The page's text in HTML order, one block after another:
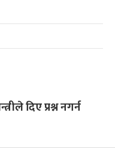
दिए प्रश्न नगर्न